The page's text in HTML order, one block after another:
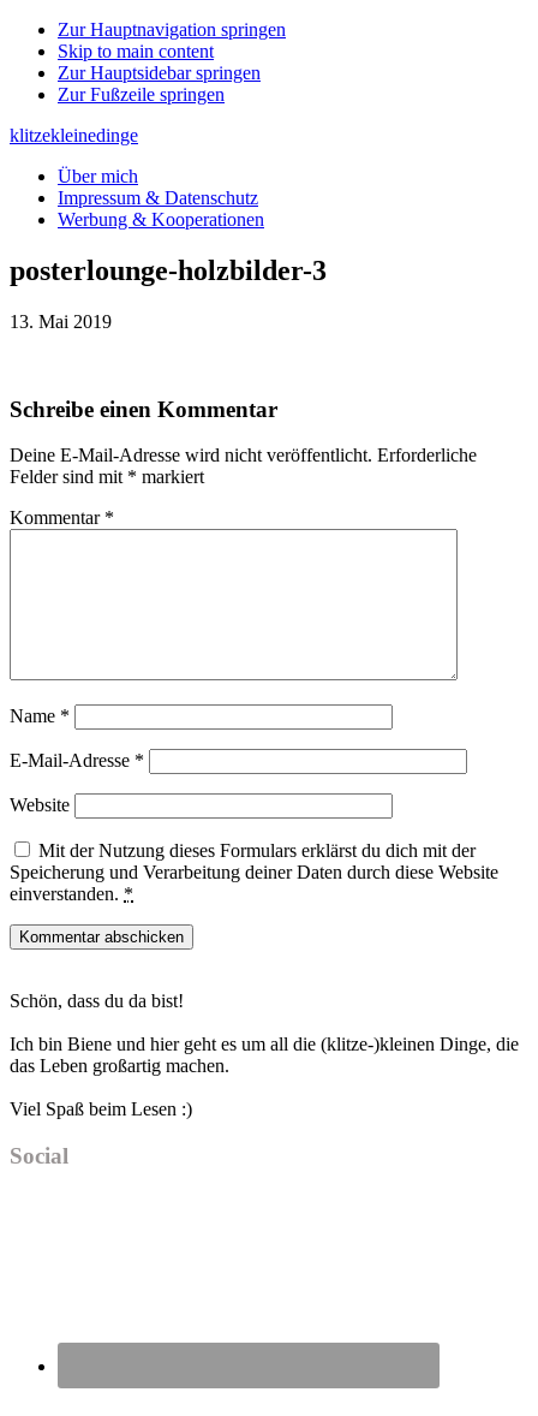
Zur Hauptnavigation springen
Skip to main content
Zur Hauptsidebar springen
Zur Fußzeile springen
klitzekleinedinge
Über mich
Impressum & Datenschutz
Werbung & Kooperationen
posterlounge-holzbilder-3
13. Mai 2019
Leser-
Schreibe einen Kommentar
Deine E-Mail-Adresse wird nicht veröffentlicht. Erforderliche
Felder sind mit * markiert
Kommentar *
Name *
E-Mail-Adresse *
Website
Mit der Nutzung dieses Formulars erklärst du dich mit der
Speicherung und Verarbeitung deiner Daten durch diese Website
einverstanden. *
Sidebar
Schön, dass du da bist!
Ich bin Biene und hier geht es um all die (klitze-)kleinen Dinge, die
das Leben großartig machen.
Viel Spaß beim Lesen :)
Social